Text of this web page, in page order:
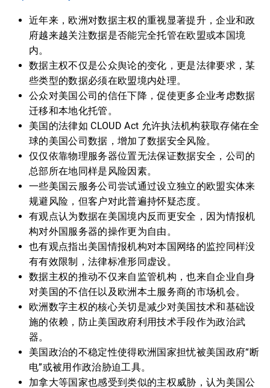
近年来，欧洲对数据主权的重视显著提升，企业和政
府越来越关注数据是否能完全托管在欧盟或本国境
内。
数据主权不仅是公众舆论的变化，更是法律要求，某
些类型的数据必须在欧盟境内处理。
公众对美国公司的信任下降，促使更多企业考虑数据
迁移和本地化托管。
美国的法律如 CLOUD Act 允许执法机构获取存储在全
球的美国公司数据，增加了数据安全风险。
仅仅依靠物理服务器位置无法保证数据安全，公司的
总部所在地同样是风险因素。
一些美国云服务公司尝试通过设立独立的欧盟实体来
规避风险，但客户对此普遍持怀疑态度。
有观点认为数据在美国境内反而更安全，因为情报机
构对外国服务器的操作更为自由。
也有观点指出美国情报机构对本国网络的监控同样没
有有效限制，法律标准形同虚设。
数据主权的推动不仅来自监管机构，也来自企业自身
对美国的不信任以及欧洲本土服务商的市场机会。
欧洲数字主权的核心关切是减少对美国技术和基础设
施的依赖，防止美国政府利用技术手段作为政治武
器。
美国政治的不稳定性使得欧洲国家担忧被美国政府“断
电”或被用作政治胁迫工具。
加拿大等国家也感受到类似的主权威胁，认为美国公